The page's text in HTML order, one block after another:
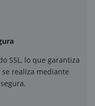
SSL, lo que garantiza
realiza mediante